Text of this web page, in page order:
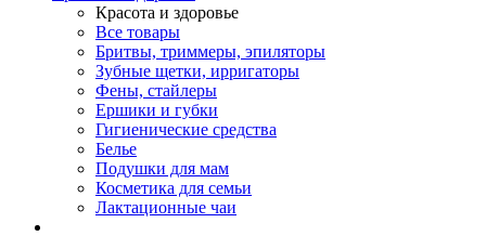
Красота и здоровье
Все товары
Бритвы, триммеры, эпиляторы
Зубные щетки, ирригаторы
Фены, стайлеры
Ершики и губки
Гигиенические средства
Белье
Подушки для мам
Косметика для семьи
Лактационные чаи